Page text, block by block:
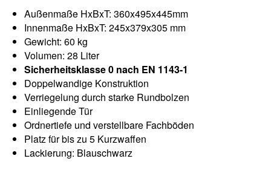
Außenmaße HxBxT: 360x495x445mm
Innenmaße HxBxT: 245x379x305 mm
Gewicht: 60 kg
Volumen: 28 Liter
Sicherheitsklasse 0 nach EN 1143-1
Doppelwandige Konstruktion
Verriegelung durch starke Rundbolzen
Einliegende Tür
Ordnertiefe und verstellbare Fachböden
Platz für bis zu 5 Kurzwaffen
Lackierung: Blauschwarz